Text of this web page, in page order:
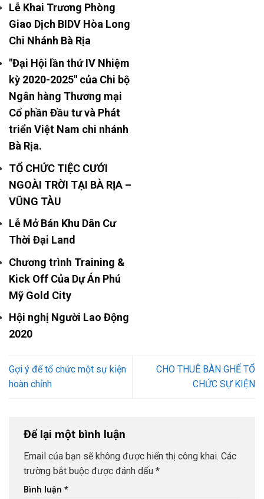
Lễ Khai Trương Phòng
Giao Dịch BIDV Hòa Long
Chi Nhánh Bà Rịa
"Đại Hội lần thứ IV Nhiệm
kỳ 2020-2025" của Chi bộ
Ngân hàng Thương mại
Cổ phần Đầu tư và Phát
triển Việt Nam chi nhánh
Bà Rịa.
TỔ CHỨC TIỆC CƯỚI
NGOÀI TRỜI TẠI BÀ RỊA –
VŨNG TÀU
Lễ Mở Bán Khu Dân Cư
Thời Đại Land
Chương trình Training &
Kick Off Của Dự Án Phú
Mỹ Gold City
Hội nghị Người Lao Động
2020
Gợi ý để tổ chức một sự kiện
hoàn chỉnh
CHO THUÊ BÀN GHẾ TỔ
CHỨC SỰ KIỆN
Để lại một bình luận
Email của bạn sẽ không được hiển thị công khai. Các
trường bắt buộc được đánh dấu *
Bình luận *